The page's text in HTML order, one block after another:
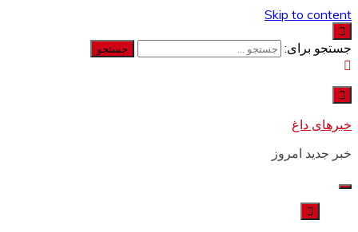
Skip to content
جستجو برای:
خبرهای داغ
خبر جدید امروز